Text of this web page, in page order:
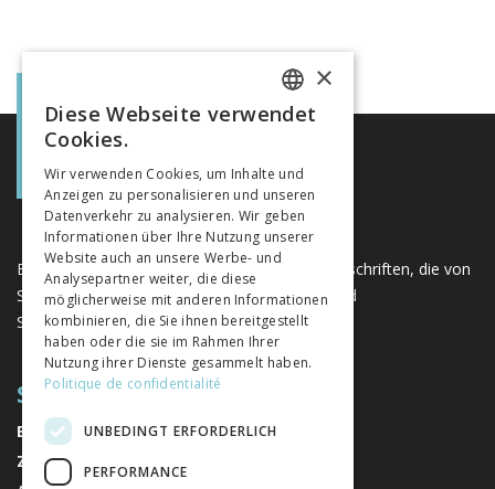
Eine einzigartige Plattform für Bücher und Zeitschriften, die von
Schweizer Verlagen im Bereich der Geistes- und
Sozialwissenschaften herausgegeben werden.
SITEMAP
BÜCHER
ZEITSCHRIFTEN
FRENCH
ITALIAN
×
Diese Webseite verwendet
Cookies.
Wir verwenden Cookies, um Inhalte und
Anzeigen zu personalisieren und unseren
Datenverkehr zu analysieren. Wir geben
Informationen über Ihre Nutzung unserer
Website auch an unsere Werbe- und
Analysepartner weiter, die diese
möglicherweise mit anderen Informationen
kombinieren, die Sie ihnen bereitgestellt
haben oder die sie im Rahmen Ihrer
Nutzung ihrer Dienste gesammelt haben.
Politique de confidentialité
UNBEDINGT ERFORDERLICH
PERFORMANCE